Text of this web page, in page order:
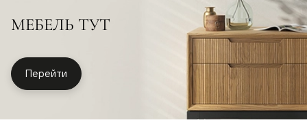
МЕБЕЛЬ ТУТ
Перейти